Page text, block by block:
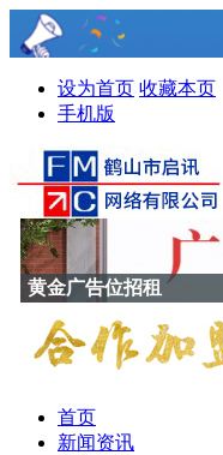
设为首页 收藏本页
手机版
黄金广告位招租
首页
新闻资讯